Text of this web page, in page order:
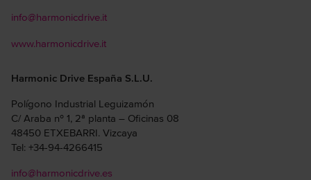
info@harmonicdrive.it
www.harmonicdrive.it
Harmonic Drive España S.L.U.
Polígono Industrial Leguizamón
C/ Araba nº 1, 2ª planta – Oficinas 08
48450 ETXEBARRI. Vizcaya
Tel: +34-94-4266415
info@harmonicdrive.es